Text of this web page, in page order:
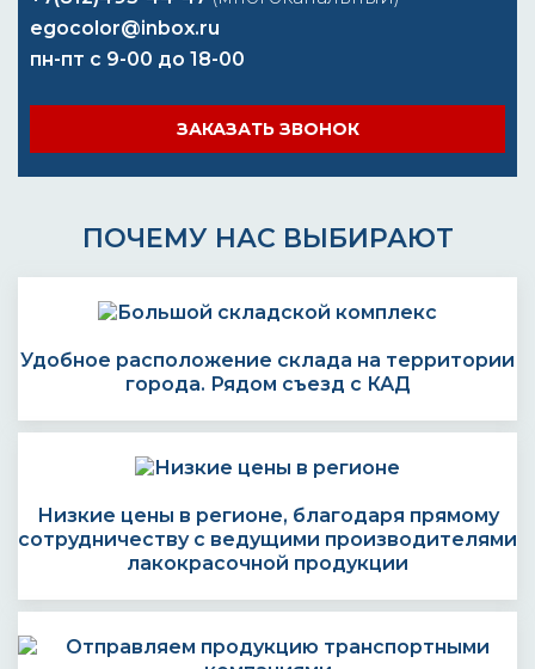
egocolor@inbox.ru
пн-пт с 9-00 до 18-00
ЗАКАЗАТЬ ЗВОНОК
ПОЧЕМУ НАС ВЫБИРАЮТ
Удобное расположение склада на территории
города. Рядом съезд с КАД
Низкие цены в регионе, благодаря прямому
сотрудничеству с ведущими производителями
лакокрасочной продукции